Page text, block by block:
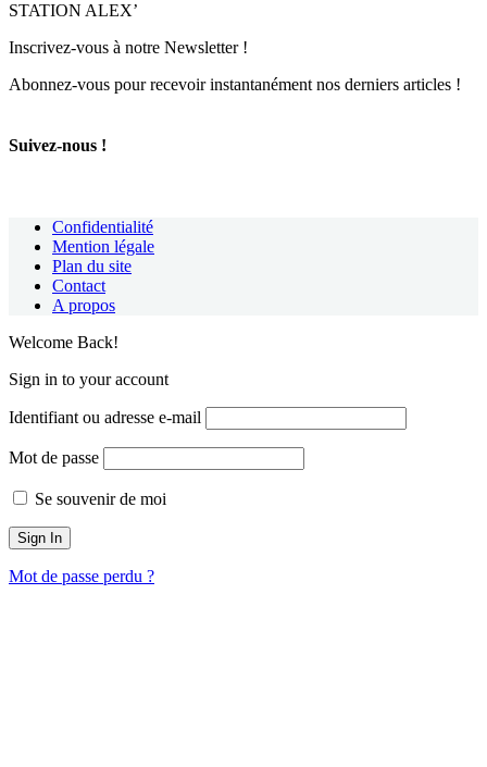
STATION ALEX’
Inscrivez-vous à notre Newsletter !
Abonnez-vous pour recevoir instantanément nos derniers articles !
Suivez-nous !
Confidentialité
Mention légale
Plan du site
Contact
A propos
Welcome Back!
Sign in to your account
Identifiant ou adresse e-mail
Mot de passe
Se souvenir de moi
Mot de passe perdu ?